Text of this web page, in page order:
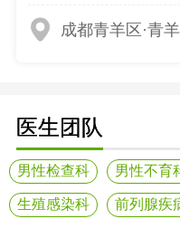
成都青羊区·青
医生团队
男性检查科 男性不育
生殖感染科 前列腺疾